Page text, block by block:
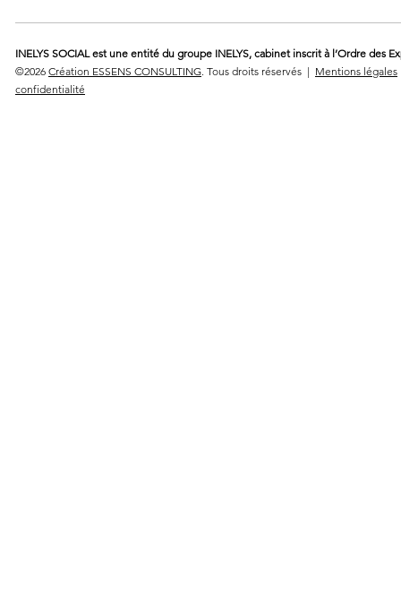
INELYS SOCIAL est une entité du groupe INELYS, cabinet inscrit à l’Ordre des
©2026 Création ESSENS CONSULTING. Tous droits réservés | Mentions légales
confidentialité